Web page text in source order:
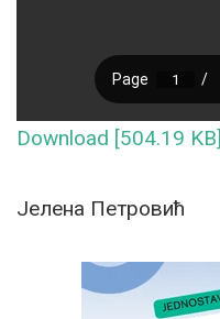
Download [504.19 KB]
Jелена Петровић